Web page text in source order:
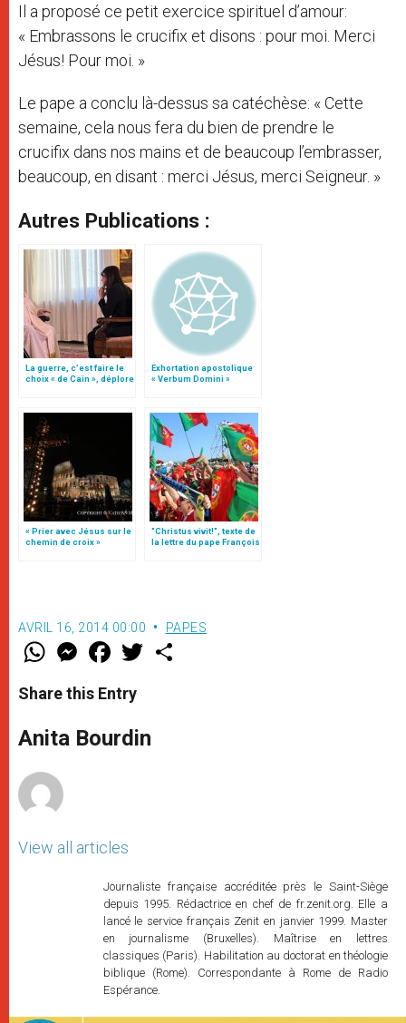
Il a proposé ce petit exercice spirituel d’amour:
« Embrassons le crucifix et disons : pour moi. Merci
Jésus! Pour moi. »
Le pape a conclu là-dessus sa catéchèse: « Cette
semaine, cela nous fera du bien de prendre le
crucifix dans nos mains et de beaucoup l’embrasser,
beaucoup, en disant : merci Jésus, merci Seigneur. »
Autres Publications :
La guerre, c’est faire le
choix « de Caïn », déplore
Exhortation apostolique
« Verbum Domini »
« Prier avec Jésus sur le
chemin de croix »
"Christus vivit!", texte de
la lettre du pape François
AVRIL 16, 2014 00:00 PAPES
W
t
s
p
p
M
e
s
e
g
e
F
a
e
b
o
k
w
r
Share this Entry
Anita Bourdin
View all articles
Journaliste française accréditée près le Saint-Siège
depuis 1995. Rédactrice en chef de fr.zenit.org. Elle a
lancé le service français Zenit en janvier 1999. Master
en journalisme (Bruxelles). Maîtrise en lettres
classiques (Paris). Habilitation au doctorat en théologie
biblique (Rome). Correspondante à Rome de Radio
Espérance.